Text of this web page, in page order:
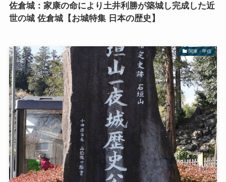
佐倉城：家康の命により土井利勝が築城し完成した近
世の城 佐倉城【お城特集 日本の歴史】
関東・甲信